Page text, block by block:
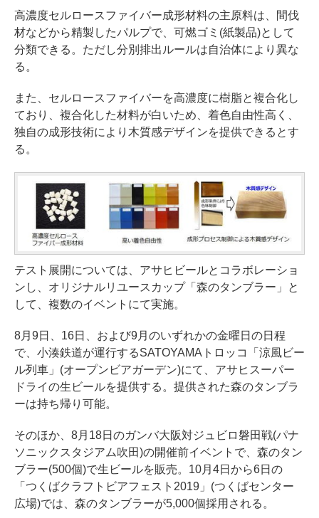
高濃度セルロースファイバー成形材料の主原料は、間伐
材などから精製したパルプで、可燃ゴミ(紙製品)として
分類できる。ただし分別排出ルールは自治体により異な
る。
また、セルロースファイバーを高濃度に樹脂と複合化し
ており、複合化した材料が白いため、着色自由性高く、
独自の成形技術により木質感デザインを提供できるとす
る。
テスト展開については、アサヒビールとコラボレーショ
ンし、オリジナルリユースカップ「森のタンブラー」と
して、複数のイベントにて実施。
8月9日、16日、および9月のいずれかの金曜日の日程
で、小湊鉄道が運行するSATOYAMAトロッコ「涼風ビー
ル列車」(オープンビアガーデン)にて、アサヒスーパー
ドライの生ビールを提供する。提供された森のタンブラ
ーは持ち帰り可能。
そのほか、8月18日のガンバ大阪対ジュビロ磐田戦(パナ
ソニックスタジアム吹田)の開催前イベントで、森のタン
ブラー(500個)で生ビールを販売。10月4日から6日の
「つくばクラフトビアフェスト2019」(つくばセンター
広場)では、森のタンブラーが5,000個採用される。